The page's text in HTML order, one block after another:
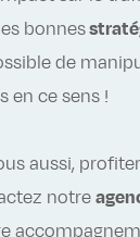
bonnes
de
en ce sens !
aussi,
notre